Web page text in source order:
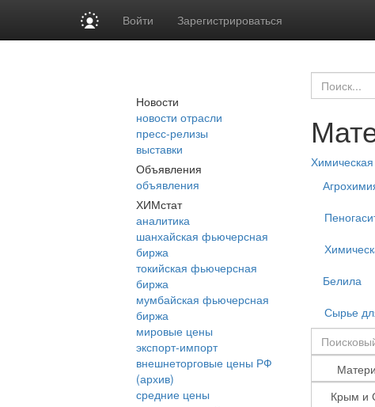
Войти Зарегистрироваться
Новости
новости отрасли
пресс-релизы
выставки
Объявления
объявления
ХИМстат
аналитика
шанхайская фьючерсная
биржа
токийская фьючерсная
биржа
мумбайская фьючерсная
биржа
мировые цены
экспорт-импорт
внешнеторговые цены РФ
(архив)
средние цены
Белила
Сырье